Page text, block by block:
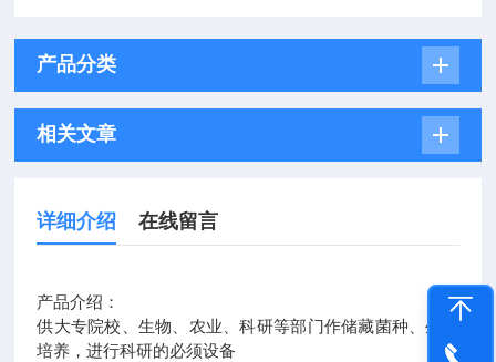
产品分类
相关文章
详细介绍 在线留言
产品介绍：
供大专院校、生物、农业、科研等部门作储藏菌种、生物
培养，进行科研的必须设备